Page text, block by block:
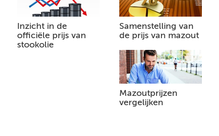
Inzicht in de
officiële prijs van
stookolie
Samenstelling van
de prijs van mazout
Mazoutprijzen
vergelijken